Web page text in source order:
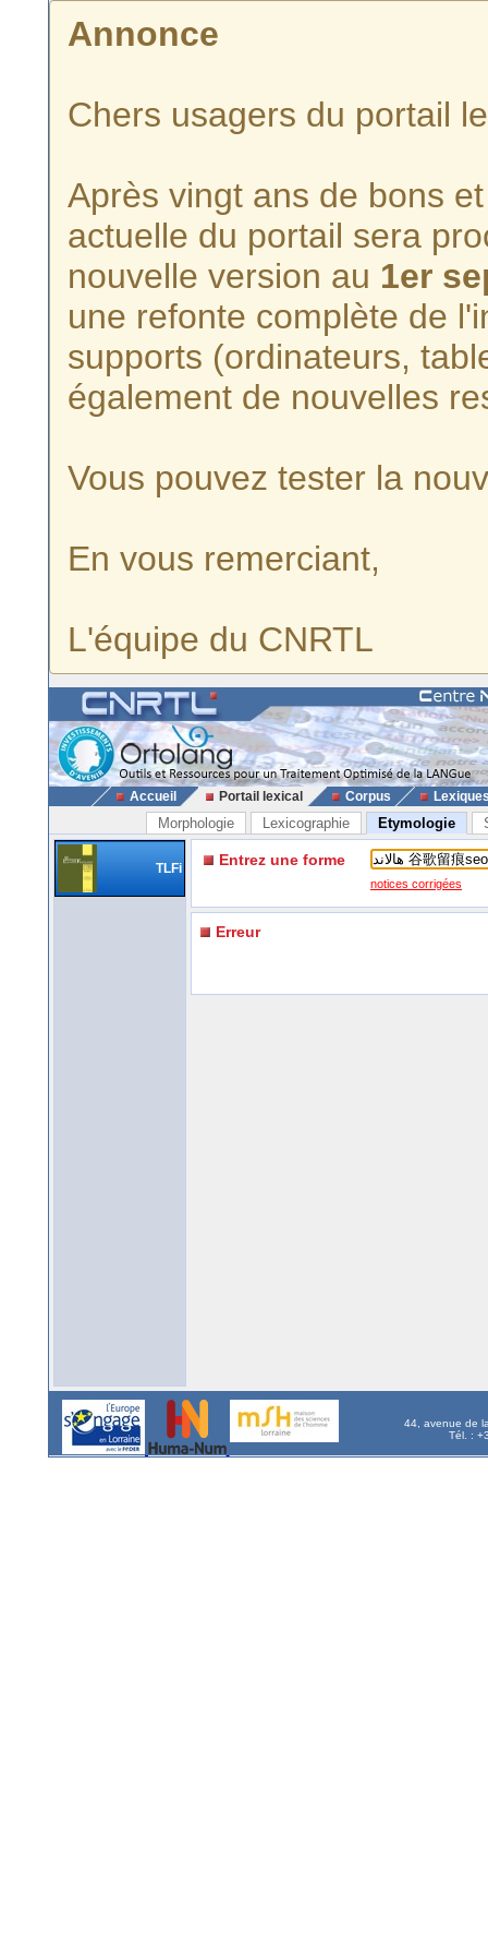
Annonce
Chers usagers du portail
Après vingt ans de bons
actuelle du portail sera
nouvelle version au 1er
une refonte complète de
supports (ordinateurs,
également de nouvelles
Vous pouvez tester la
En vous remerciant,
L'équipe du CNRTL
Accueil Portail lexical Corpus
Morphologie Lexicographie Etymologie
TLFi Entrez une forme
notices corrigées
Erreur
44, avenue de
Tél. :